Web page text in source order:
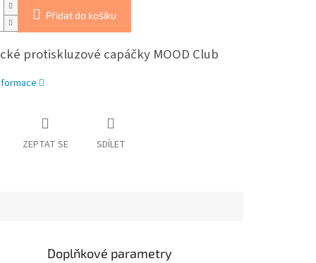
Přidat do košíku
protiskluzové capáčky MOOD Club
ZEPTAT SE SDÍLET
Doplňkové parametry